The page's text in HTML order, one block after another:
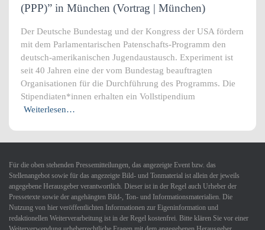
(PPP)” in München (Vortrag | München)
Der Deutsche Bundestag und der Kongress der USA fördern
mit dem Parlamentarischen Patenschafts-Programm den
deutsch-amerikanischen Jugendaustausch. Experiment ist
seit 40 Jahren eine der vom Bundestag beauftragten
Organisationen für die Durchführung des Programms. Die
Stipendiaten*innen erhalten ein Vollstipendium
Weiterlesen…
Für die oben stehenden Pressemitteilungen, das angezeigte Event bzw. das
Stellenangebot sowie für das angezeigte Bild- und Tonmaterial ist allein der jeweils
angegebene Herausgeber verantwortlich. Dieser ist in der Regel auch Urheber der
Pressetexte sowie der angehängten Bild-, Ton- und Informationsmaterialien. Die
Nutzung von hier veröffentlichten Informationen zur Eigeninformation und
redaktionellen Weiterverarbeitung ist in der Regel kostenfrei. Bitte klären Sie vor einer